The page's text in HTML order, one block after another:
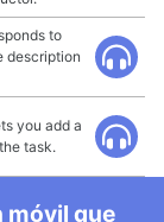
to
description
you add a
task.
móvil que